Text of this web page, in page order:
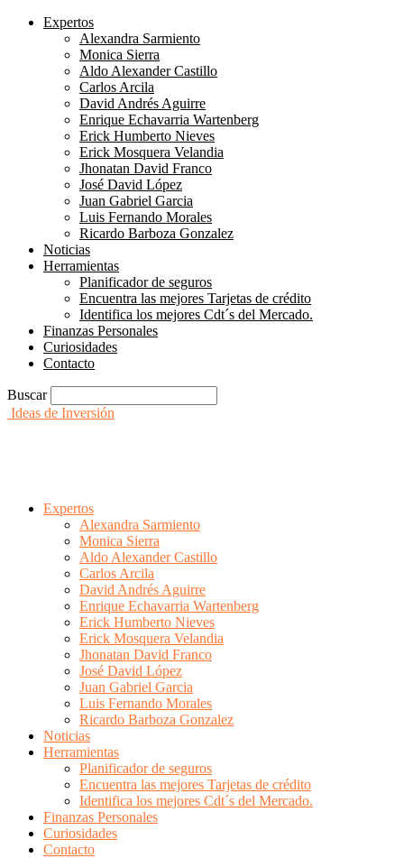
Expertos
Alexandra Sarmiento
Monica Sierra
Aldo Alexander Castillo
Carlos Arcila
David Andrés Aguirre
Enrique Echavarria Wartenberg
Erick Humberto Nieves
Erick Mosquera Velandia
Jhonatan David Franco
José David López
Juan Gabriel Garcia
Luis Fernando Morales
Ricardo Barboza Gonzalez
Noticias
Herramientas
Planificador de seguros
Encuentra las mejores Tarjetas de crédito
Identifica los mejores Cdt´s del Mercado.
Finanzas Personales
Curiosidades
Contacto
Buscar
Ideas de Inversión
Expertos
Alexandra Sarmiento
Monica Sierra
Aldo Alexander Castillo
Carlos Arcila
David Andrés Aguirre
Enrique Echavarria Wartenberg
Erick Humberto Nieves
Erick Mosquera Velandia
Jhonatan David Franco
José David López
Juan Gabriel Garcia
Luis Fernando Morales
Ricardo Barboza Gonzalez
Noticias
Herramientas
Planificador de seguros
Encuentra las mejores Tarjetas de crédito
Identifica los mejores Cdt´s del Mercado.
Finanzas Personales
Curiosidades
Contacto